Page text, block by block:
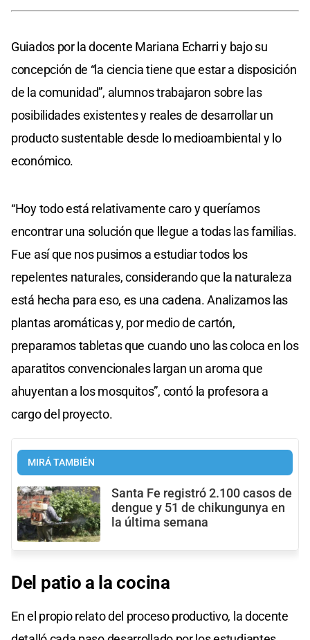
Guiados por la docente Mariana Echarri y bajo su
concepción de “la ciencia tiene que estar a disposición
de la comunidad”, alumnos trabajaron sobre las
posibilidades existentes y reales de desarrollar un
producto sustentable desde lo medioambiental y lo
económico.
“Hoy todo está relativamente caro y queríamos
encontrar una solución que llegue a todas las familias.
Fue así que nos pusimos a estudiar todos los
repelentes naturales, considerando que la naturaleza
está hecha para eso, es una cadena. Analizamos las
plantas aromáticas y, por medio de cartón,
preparamos tabletas que cuando uno las coloca en los
aparatitos convencionales largan un aroma que
ahuyentan a los mosquitos”, contó la profesora a
cargo del proyecto.
MIRÁ TAMBIÉN
Santa Fe registró 2.100 casos de
dengue y 51 de chikungunya en
la última semana
Del patio a la cocina
En el propio relato del proceso productivo, la docente